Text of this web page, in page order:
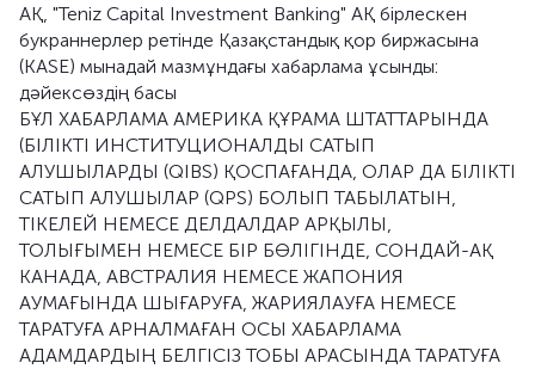
АҚ, "Teniz Capital Investment Banking" АҚ бірлескен
букраннерлер ретінде Қазақстандық қор биржасына
(KASE) мынадай мазмұндағы хабарлама ұсынды:
дәйексөздің басы
БҰЛ ХАБАРЛАМА АМЕРИКА ҚҰРАМА ШТАТТАРЫНДА
(БІЛІКТІ ИНСТИТУЦИОНАЛДЫ САТЫП
АЛУШЫЛАРДЫ (QIBS) ҚОСПАҒАНДА, ОЛАР ДА БІЛІКТІ
САТЫП АЛУШЫЛАР (QPS) БОЛЫП ТАБЫЛАТЫН,
ТІКЕЛЕЙ НЕМЕСЕ ДЕЛДАЛДАР АРҚЫЛЫ,
ТОЛЫҒЫМЕН НЕМЕСЕ БІР БӨЛІГІНДЕ, СОНДАЙ-АҚ
КАНАДА, АВСТРАЛИЯ НЕМЕСЕ ЖАПОНИЯ
АУМАҒЫНДА ШЫҒАРУҒА, ЖАРИЯЛАУҒА НЕМЕСЕ
ТАРАТУҒА АРНАЛМАҒАН ОСЫ ХАБАРЛАМА
АДАМДАРДЫҢ БЕЛГІСІЗ ТОБЫ АРАСЫНДА ТАРАТУҒА